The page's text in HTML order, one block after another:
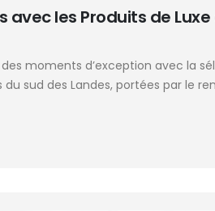
avec les Produits de
moments d’exception avec la
sud des Landes, portées par le